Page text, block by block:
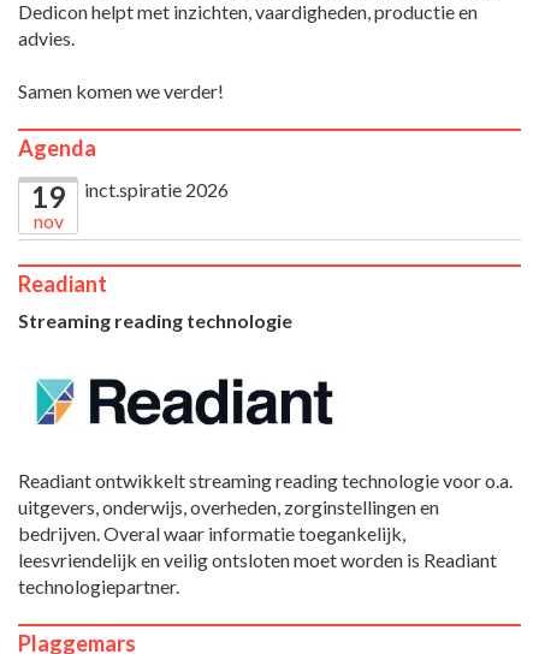
Dedicon helpt met inzichten, vaardigheden, productie en
advies.
Samen komen we verder!
Agenda
19
nov
inct.spiratie 2026
Readiant
Streaming reading technologie
Readiant ontwikkelt streaming reading technologie voor o.a.
uitgevers, onderwijs, overheden, zorginstellingen en
bedrijven. Overal waar informatie toegankelijk,
leesvriendelijk en veilig ontsloten moet worden is Readiant
technologiepartner.
Plaggemars